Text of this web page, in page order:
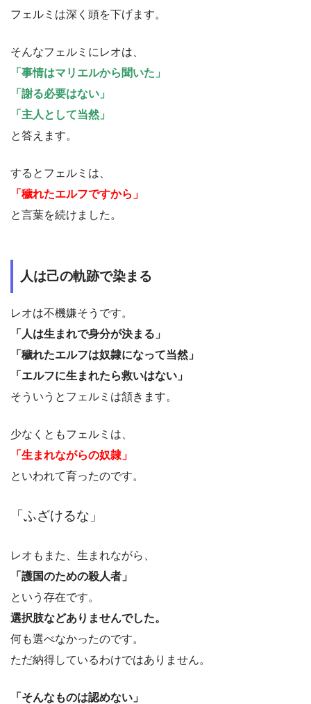
フェルミは深く頭を下げます。
そんなフェルミにレオは、
「事情はマリエルから聞いた」
「謝る必要はない」
「主人として当然」
と答えます。
するとフェルミは、
「穢れたエルフですから」
と言葉を続けました。
人は己の軌跡で染まる
レオは不機嫌そうです。
「人は生まれで身分が決まる」
「穢れたエルフは奴隷になって当然」
「エルフに生まれたら救いはない」
そういうとフェルミは頷きます。
少なくともフェルミは、
「生まれながらの奴隷」
といわれて育ったのです。
「ふざけるな」
レオもまた、生まれながら、
「護国のための殺人者」
という存在です。
選択肢などありませんでした。
何も選べなかったのです。
ただ納得しているわけではありません。
「そんなものは認めない」